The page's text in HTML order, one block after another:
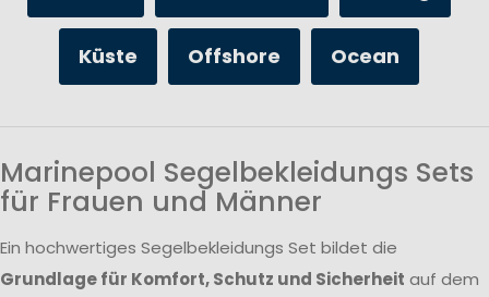
Küste Offshore Ocean
Marinepool Segelbekleidungs Sets
für Frauen und Männer
Ein hochwertiges Segelbekleidungs Set bildet die
Grundlage für Komfort, Schutz und Sicherheit auf dem